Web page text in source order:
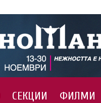
СЕКЦИИ ФИЛМИ